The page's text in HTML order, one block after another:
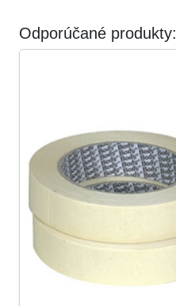
Odporúčané produkty: